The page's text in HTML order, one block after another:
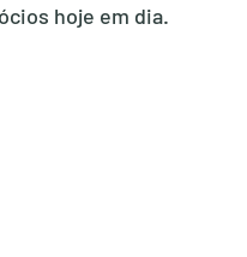
hoje em dia.